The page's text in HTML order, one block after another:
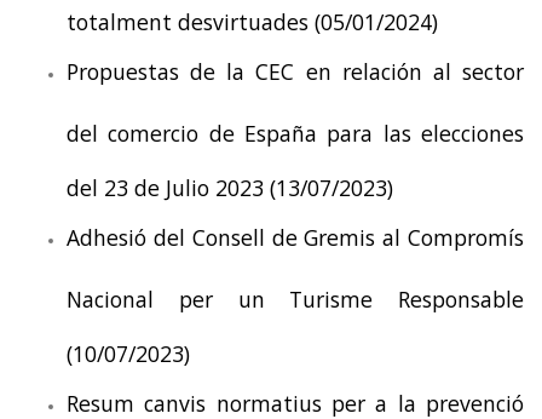
totalment desvirtuades (05/01/2024)
Propuestas de la CEC en relación al sector
del comercio de España para las elecciones
del 23 de Julio 2023 (13/07/2023)
Adhesió del Consell de Gremis al Compromís
Nacional per un Turisme Responsable
(10/07/2023)
Resum canvis normatius per a la prevenció